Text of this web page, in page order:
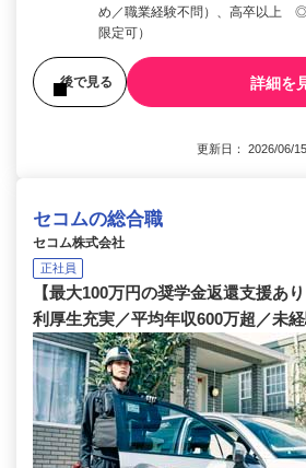
め／職業経験不問）、高卒以上
限定可）
後で見る 詳細を
更新日： 2026/06/
セコムの総合職
セコム株式会社
正社員
【最大100万円の奨学金返還支援あ
利厚生充実／平均年収600万超／未